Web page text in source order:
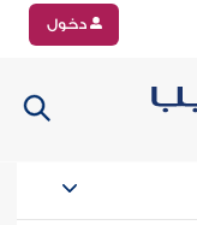
دخول